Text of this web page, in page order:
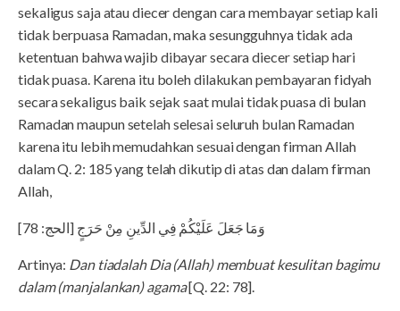
sekaligus saja atau diecer dengan cara membayar setiap kali
tidak berpuasa Ramadan, maka sesungguhnya tidak ada
ketentuan bahwa wajib dibayar secara diecer setiap hari
tidak puasa. Karena itu boleh dilakukan pembayaran fidyah
secara sekaligus baik sejak saat mulai tidak puasa di bulan
Ramadan maupun setelah selesai seluruh bulan Ramadan
karena itu lebih memudahkan sesuai dengan firman Allah
dalam Q. 2: 185 yang telah dikutip di atas dan dalam firman
Allah,
وَمَا جَعَلَ عَلَيْكُمْ فِي الدِّينِ مِنْ حَرَجٍ [الحج: 78]
Artinya: Dan tiadalah Dia (Allah) membuat kesulitan bagimu
dalam (manjalankan) agama[Q. 22: 78].